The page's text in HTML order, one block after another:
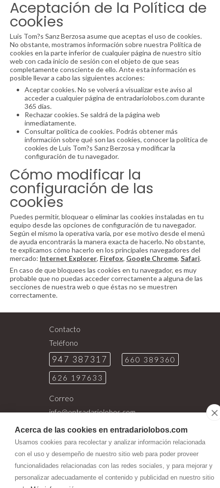
Acerca de las cookies en entradariolobos.com
Usamos cookies para recolectar y analizar información relacionada
con el uso y desempeño de nuestro sitio web para poder proveer
funcionalidades relacionadas con las redes sociales, y para mejorar y
personalizar adecuadamente el contenido y publicidad en nuestro sitio
Aceptación de la Política de
cookies
Luis Tom?s Sanz Berzosa asume que aceptas el uso de cookies.
No obstante, mostramos información sobre nuestra Política de
cookies en la parte inferior de cualquier página de nuestro sitio
web con cada inicio de sesión con el objeto de que seas
completamente consciente de ello. Ante esta información es
posible llevar a cabo las siguientes acciones:
Aceptar cookies. No se volverá a visualizar este aviso al
acceder a cualquier página de entradariolobos.com durante
365 días.
Rechazar cookies. Se saldrá de la página web
inmediatamente.
Consultar política de cookies. Podrás obtener más
información sobre qué son las cookies, conocer la política de
cookies de Luis Tom?s Sanz Berzosa y modificar la
configuración de tu navegador.
Cómo modificar la
configuración de las
cookies
Puedes permitir, bloquear o eliminar las cookies instaladas en tu
equipo desde las opciones de configuración de tu navegador.
Según el mismo la operativa varía, por ese motivo desde el menú
de ayuda encontrarás la manera exacta de hacerlo. No obstante,
te explicamos cómo hacerlo en los principales navegadores del
mercado: Internet Explorer, Firefox, Google Chrome, Safari.
En caso de que bloquees las cookies en tu navegador, es muy
probable que no puedas acceder correctamente a alguna de las
secciones de nuestra web o que éstas no se muestren
correctamente.
Contacto
Teléfono
947 387317 660 389360
626 197633
Correo
info@entradariolobos.com
Dirección
C/ San Juan, S/N
09660-Hontoria del Pinar (Burgos)